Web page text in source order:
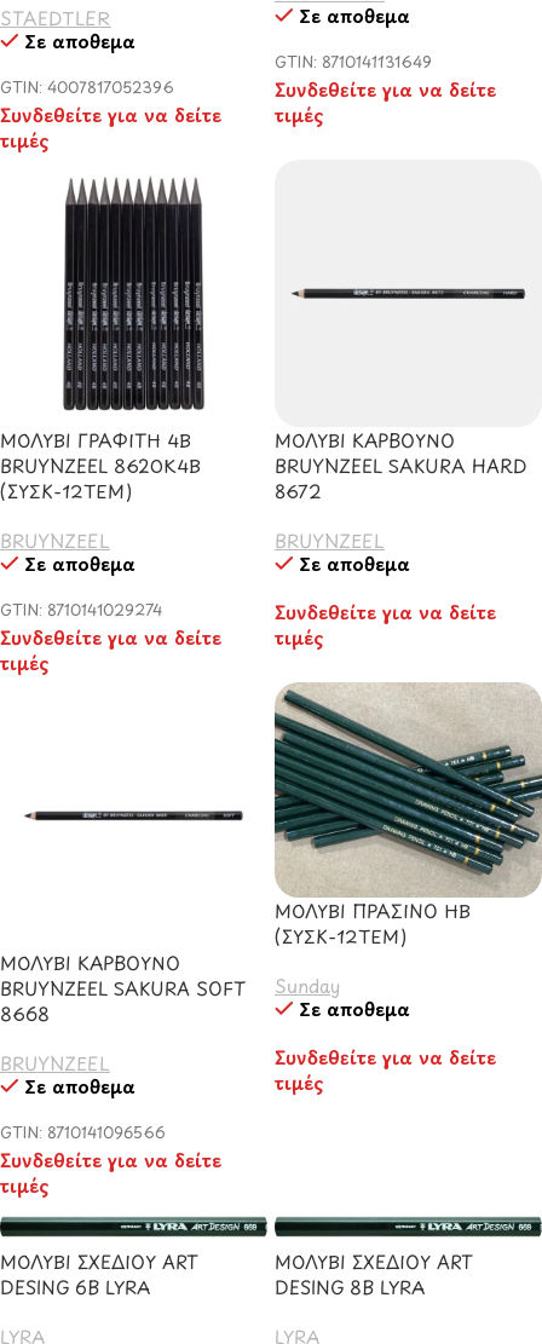
STAEDTLER
Σε απόθεμα
GTIN: 4007817052396
Συνδεθείτε για να δείτε
τιμές
Σε απόθεμα
GTIN: 8710141131649
Συνδεθείτε για να δείτε
τιμές
ΜΟΛΥΒΙ ΓΡΑΦΙΤΗ 4Β
BRUYNZEEL 8620Κ4Β
(ΣΥΣΚ-12ΤΕΜ)
BRUYNZEEL
Σε απόθεμα
GTIN: 8710141029274
Συνδεθείτε για να δείτε
τιμές
ΜΟΛΥΒΙ ΚΑΡΒΟΥΝΟ
BRUYNZEEL SAKURA HARD
8672
BRUYNZEEL
Σε απόθεμα
Συνδεθείτε για να δείτε
τιμές
ΜΟΛΥΒΙ ΚΑΡΒΟΥΝΟ
BRUYNZEEL SAKURA SOFT
8668
BRUYNZEEL
Σε απόθεμα
GTIN: 8710141096566
Συνδεθείτε για να δείτε
τιμές
ΜΟΛΥΒΙ ΠΡΑΣΙΝΟ ΗΒ
(ΣΥΣΚ-12ΤΕΜ)
Sunday
Σε απόθεμα
Συνδεθείτε για να δείτε
τιμές
ΜΟΛΥΒΙ ΣΧΕΔΙΟΥ ART
DESING 6B LYRA
LYRA
ΜΟΛΥΒΙ ΣΧΕΔΙΟΥ ART
DESING 8B LYRA
LYRA